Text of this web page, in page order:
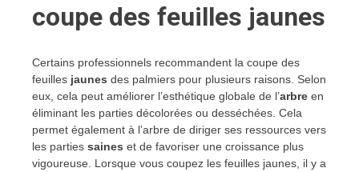
coupe des feuilles jaunes
Certains professionnels recommandent la coupe des
feuilles jaunes des palmiers pour plusieurs raisons. Selon
eux, cela peut améliorer l’esthétique globale de l’arbre en
éliminant les parties décolorées ou desséchées. Cela
permet également à l’arbre de diriger ses ressources vers
les parties saines et de favoriser une croissance plus
vigoureuse. Lorsque vous coupez les feuilles jaunes, il y a